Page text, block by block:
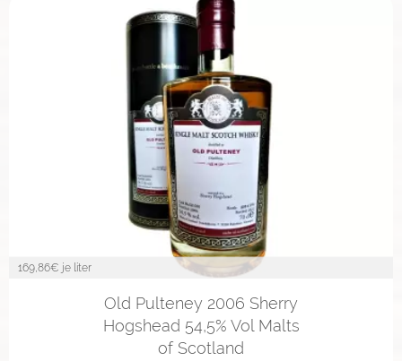
169,86€ je liter
Old Pulteney 2006 Sherry
Hogshead 54,5% Vol Malts
of Scotland